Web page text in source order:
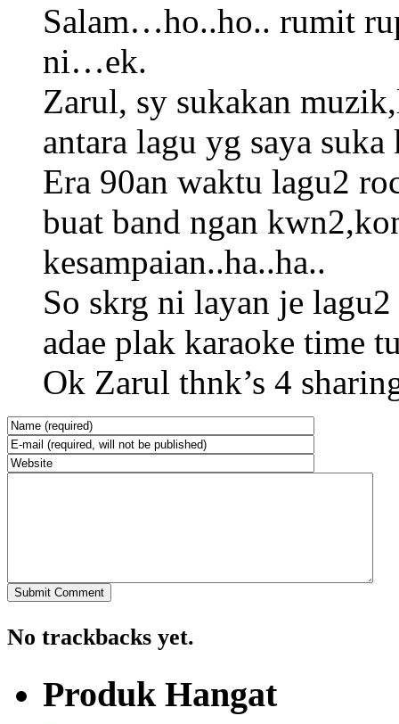
Salam…ho..ho.. rumit
ni…ek.
Zarul, sy sukakan
antara lagu yg saya
Era 90an waktu lagu2
buat band ngan
kesampaian..ha..ha..
So skrg ni layan je
adae plak karaoke time
Ok Zarul thnk’s 4
No trackbacks yet.
Produk Hangat